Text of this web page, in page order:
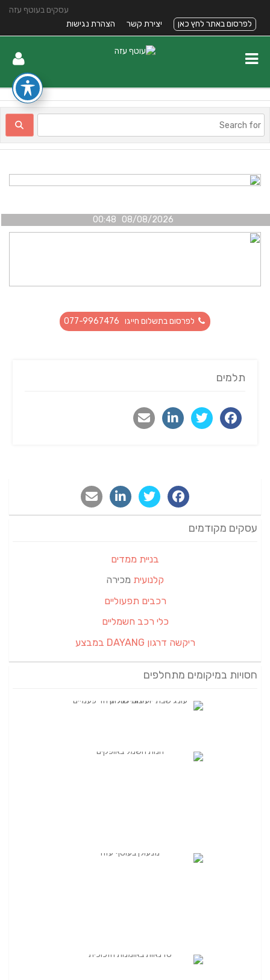
עסקים בעוטף עזה
לפרסום באתר לחץ כאן
יצירת קשר הצהרת נגישות
08/08/2026 00:48
לפרסום בתשלום חייגו 077-9967476
תלמים
עסקים מקודמים
בניית ממדים
קלנועית מכירה
רכבים תפעוליים
כלי רכב חשמליים
ריקשה דרגון DAYANG במבצע
חסויות במיקומים מתחלפים